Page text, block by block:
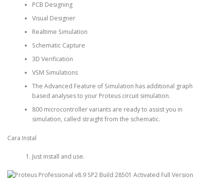
PCB Designing
Visual Designer
Realtime Simulation
Schematic Capture
3D Verification
VSM Simulations
The Advanced Feature of Simulation has additional graph
based analyses to your Proteus circuit simulation.
800 microcontroller variants are ready to assist you in
simulation, called straight from the schematic.
Cara Instal
Just install and use.